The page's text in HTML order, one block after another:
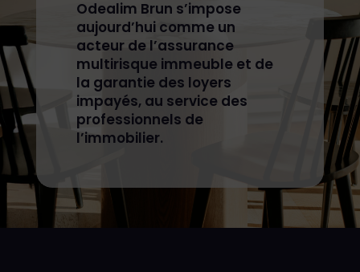
Odealim Brun s’impose
aujourd’hui comme un
acteur de l’assurance
multirisque immeuble et de
la garantie des loyers
impayés, au service des
professionnels de
l’immobilier.